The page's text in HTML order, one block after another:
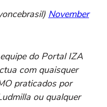
November
do Portal IZA
com quaisquer
praticados por
ou qualquer